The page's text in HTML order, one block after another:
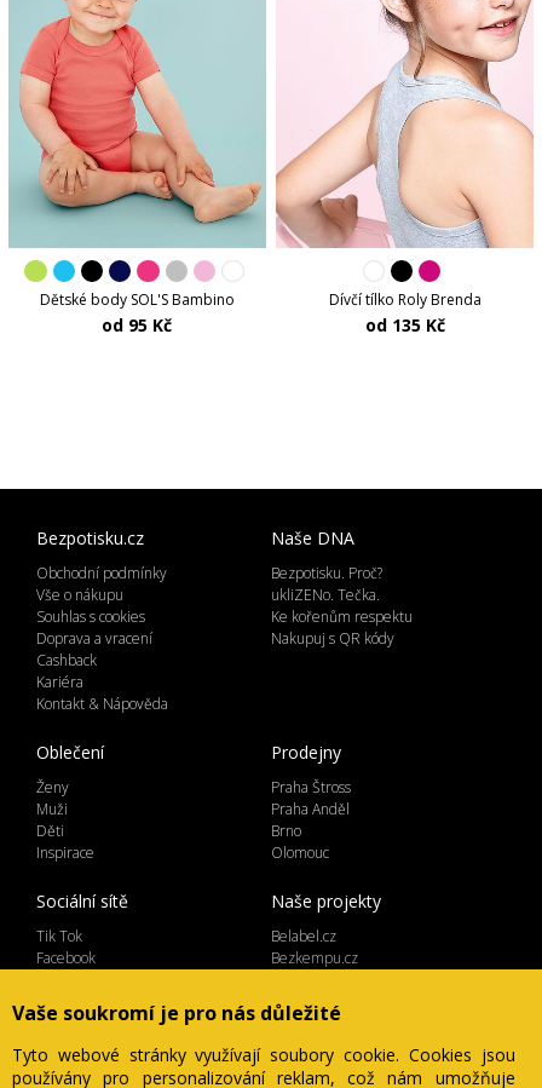
Vaše soukromí je pro nás důležité
Tyto webové stránky využívají soubory cookie. Cookies jsou
používány pro personalizování reklam, což nám umožňuje
Dětské body SOL'S Bambino
od 95 Kč
Dívčí tílko Roly Brenda
od 135 Kč
Bezpotisku.cz
Obchodní podmínky
Vše o nákupu
Souhlas s cookies
Doprava a vracení
Cashback
Kariéra
Kontakt & Nápověda
Naše DNA
Bezpotisku. Proč?
ukliZENo. Tečka.
Ke kořenům respektu
Nakupuj s QR kódy
Oblečení
Ženy
Muži
Děti
Inspirace
Prodejny
Praha Štross
Praha Anděl
Brno
Olomouc
Sociální sítě
Tik Tok
Facebook
Naše projekty
Belabel.cz
Bezkempu.cz